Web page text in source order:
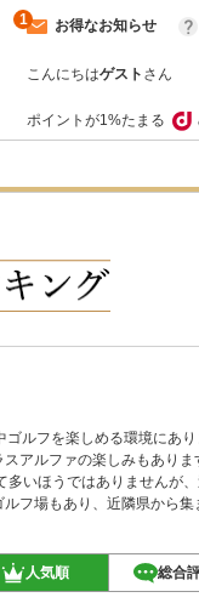
お得なお知らせ
1
こんにちはゲスト さん
ポイントが1%たまる
ルフを楽しめる環境にあ
アルファの楽しみもあり
いほうではありませんが
フ場もあり、近隣県から集
人気順 総合